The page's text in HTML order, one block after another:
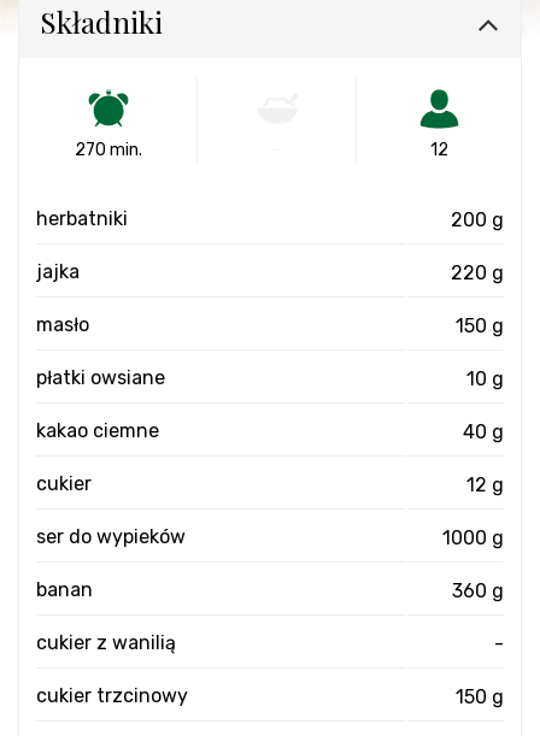
Składniki
270 min. 12
herbatniki 200 g
jajka 220 g
masło 150 g
płatki owsiane 10 g
kakao ciemne 40 g
cukier 12 g
ser do wypieków 1000 g
banan 360 g
cukier z wanilią -
cukier trzcinowy 150 g